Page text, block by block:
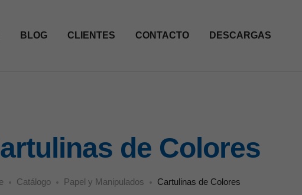
BLOG CLIENTES CONTACTO DESCARGAS
de Colores
Catálogo Papel y Manipulados Cartulinas de Colores